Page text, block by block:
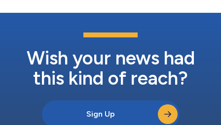
Wish your news had
this kind of reach?
Sign Up